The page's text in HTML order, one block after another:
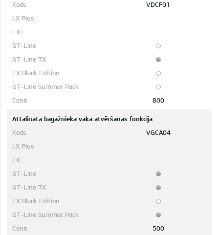
VDCF01
800
Attālināta bagāžnieka vāka atvēršanas funkcija
VGCA04
500